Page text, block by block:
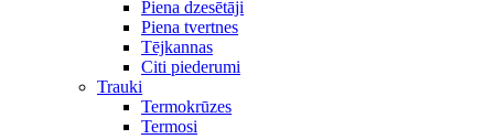
Piena dzesētāji
Piena tvertnes
Tējkannas
Citi piederumi
Trauki
Termokrūzes
Termosi